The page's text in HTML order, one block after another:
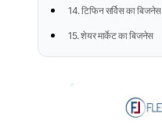
14. टिफिन सर्विस का बिजनेस
15. शेयर मार्केट का बिजनेस